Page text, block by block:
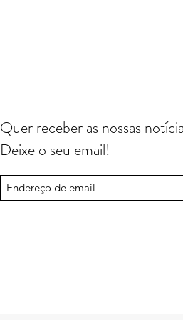
Quer receber as nossas
Deixe o seu email!